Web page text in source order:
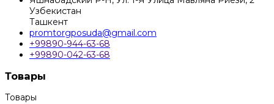
Узбекистан
Ташкент
promtorgposuda@gmail.com
+99890-944-63-68
+99890-042-63-68
Товары
Товары